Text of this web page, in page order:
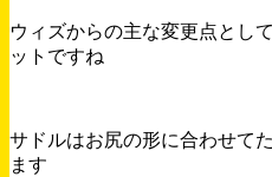
ウィズからの主な変更点とし
ットですね
サドルはお尻の形に合わせて
ます